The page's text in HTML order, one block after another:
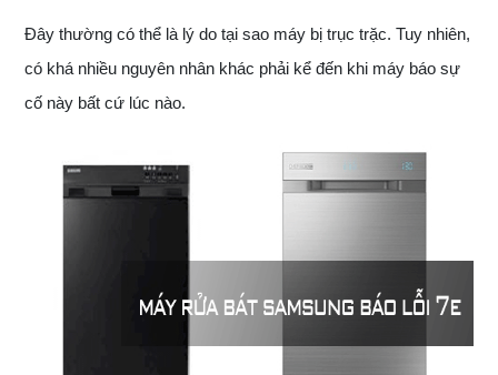
Đây thường có thể là lý do tại sao máy bị trục trặc. Tuy nhiên,
có khá nhiều nguyên nhân khác phải kể đến khi máy báo sự
cố này bất cứ lúc nào.